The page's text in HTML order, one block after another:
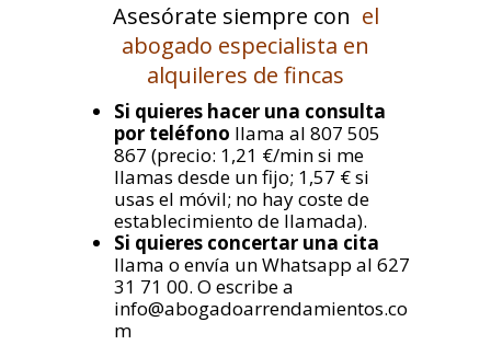
Asesórate siempre con el
abogado especialista en
alquileres de fincas
Si quieres hacer una consulta
por teléfono llama al 807 505
867 (precio: 1,21 €/min si me
llamas desde un fijo; 1,57 € si
usas el móvil; no hay coste de
establecimiento de llamada).
Si quieres concertar una cita
llama o envía un Whatsapp al 627
31 71 00. O escribe a
info@abogadoarrendamientos.co
m